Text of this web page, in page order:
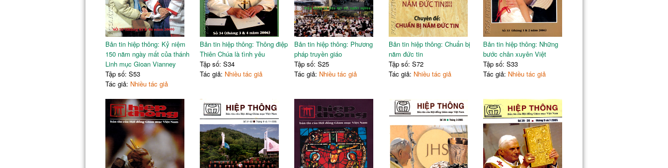
Bản tin hiệp thông: Kỷ niệm
150 năm ngày mất của thánh
Linh mục Gioan Vianney
Tập số: S53
Tác giả: Nhiều tác giả
Bản tin hiệp thông: Thông điệp
Thiên Chúa là tình yêu
Tập số: S34
Tác giả: Nhiều tác giả
Bản tin hiệp thông: Phương
pháp truyền giáo
Tập số: S25
Tác giả: Nhiều tác giả
Bản tin hiệp thông: Chuẩn bị
năm đức tin
Tập số: S72
Tác giả: Nhiều tác giả
Bản tin hiệp thông: Những
bước chân xuyên Việt
Tập số: S33
Tác giả: Nhiều tác giả